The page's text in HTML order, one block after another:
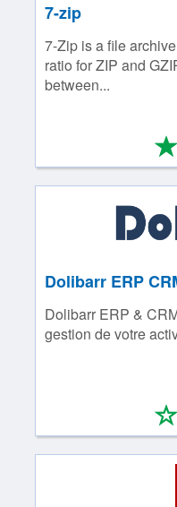
7-zip
7-Zip is a file
ratio for ZIP and
between...
Dolibarr ERP
Dolibarr ERP &
gestion de votre